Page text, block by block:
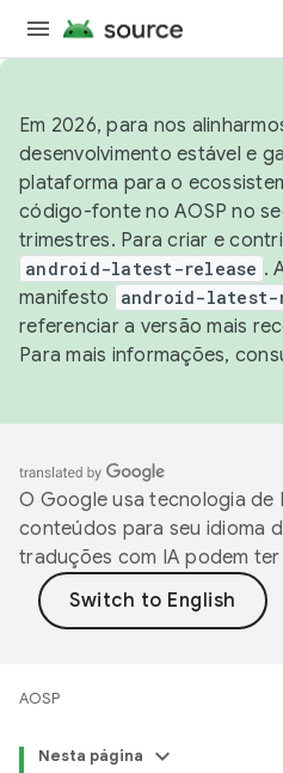
Em 2026, para nos
desenvolvimento estável e
plataforma para o
código-fonte no AOSP no
trimestres. Para criar e
android-latest-release .
manifesto
android-latest-
referenciar a versão mais
Para mais informações,
O Google usa tecnologia de
conteúdos para seu idioma
traduções com IA podem
AOSP
Nesta página